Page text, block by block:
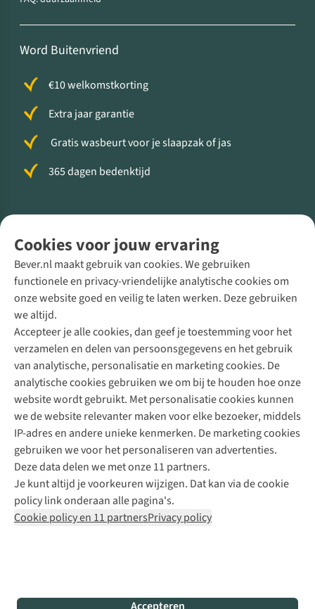
Cookies voor jouw ervaring
Bever.nl maakt gebruik van cookies. We gebruiken
functionele en privacy-vriendelijke analytische cookies om
onze website goed en veilig te laten werken. Deze gebruiken
we altijd.
Accepteer je alle cookies, dan geef je toestemming voor het
verzamelen en delen van persoonsgegevens en het gebruik
van analytische, personalisatie en marketing cookies. De
analytische cookies gebruiken we om bij te houden hoe onze
website wordt gebruikt. Met personalisatie cookies kunnen
we de website relevanter maken voor elke bezoeker, middels
IP-adres en andere unieke kenmerken. De marketing cookies
gebruiken we voor het personaliseren van advertenties.
Deze data delen we met onze 11 partners.
Je kunt altijd je voorkeuren wijzigen. Dat kan via de cookie
policy link onderaan alle pagina's.
Cookie policy en 11 partnersPrivacy policy
Word Buitenvriend
€10 welkomstkorting
Extra jaar garantie
Gratis wasbeurt voor je slaapzak of jas
365 dagen bedenktijd
Direct advies van een Buitenexpert
+31 (0)85 888 50 88
+31 6 12 28 49 80
Contactformulier